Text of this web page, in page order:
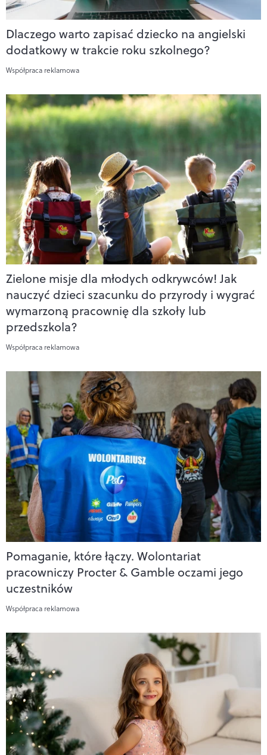
Dlaczego warto zapisać dziecko na angielski
dodatkowy w trakcie roku szkolnego?
Współpraca reklamowa
Zielone misje dla młodych odkrywców! Jak
nauczyć dzieci szacunku do przyrody i wygrać
wymarzoną pracownię dla szkoły lub
przedszkola?
Współpraca reklamowa
Pomaganie, które łączy. Wolontariat
pracowniczy Procter & Gamble oczami jego
uczestników
Współpraca reklamowa